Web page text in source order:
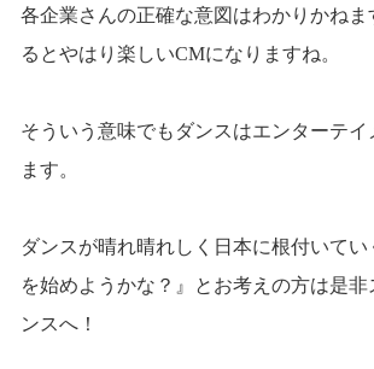
各企業さんの正確な意図はわかりかねま
るとやはり楽しいCMになりますね。
そういう意味でもダンスはエンターテイ
ます。
ダンスが晴れ晴れしく日本に根付いてい
を始めようかな？』とお考えの方は是
ンスへ！